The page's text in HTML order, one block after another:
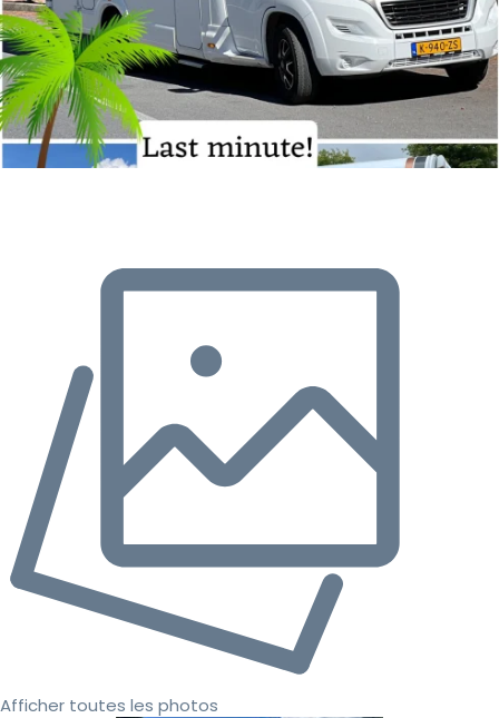
Afficher toutes les photos